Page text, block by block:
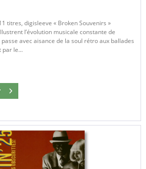
titres, digisleeve « Broken Souvenirs »
l’évolution musicale constante de
avec aisance de la soul rétro aux ballades
par le...